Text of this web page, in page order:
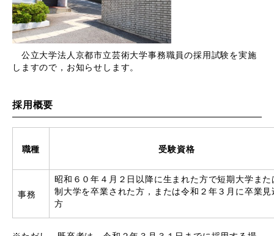
公立大学法人京都市立芸術大学事務職員の採用試験を実施
しますので，お知らせします。
採用概要
職種 受験資格
事務
昭和６０年４月２日以降に生まれた方で短期大学また
制大学を卒業された方，または令和２年３月に卒業見
方